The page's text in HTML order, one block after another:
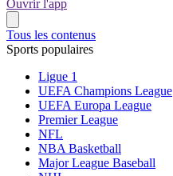
Ouvrir l'app
Tous les contenus
Sports populaires
Ligue 1
UEFA Champions League
UEFA Europa League
Premier League
NFL
NBA Basketball
Major League Baseball